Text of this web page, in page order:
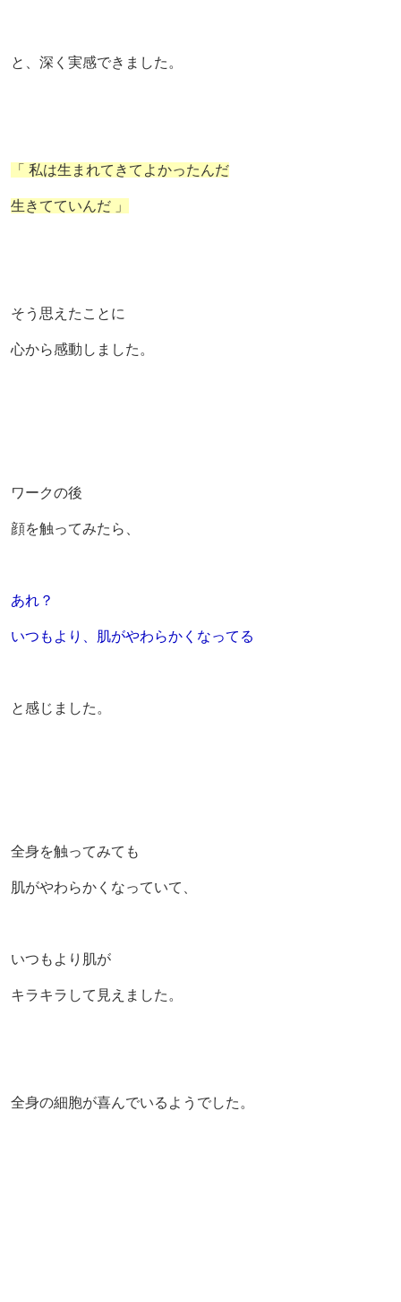
と、深く実感できました。
「 私は生まれてきてよかったんだ
生きてていんだ 」
そう思えたことに
心から感動しました。
ワークの後
顔を触ってみたら、
あれ？
いつもより、肌がやわらかくなってる
と感じました。
全身を触ってみても
肌がやわらかくなっていて、
いつもより肌が
キラキラして見えました。
全身の細胞が喜んでいるようでした。